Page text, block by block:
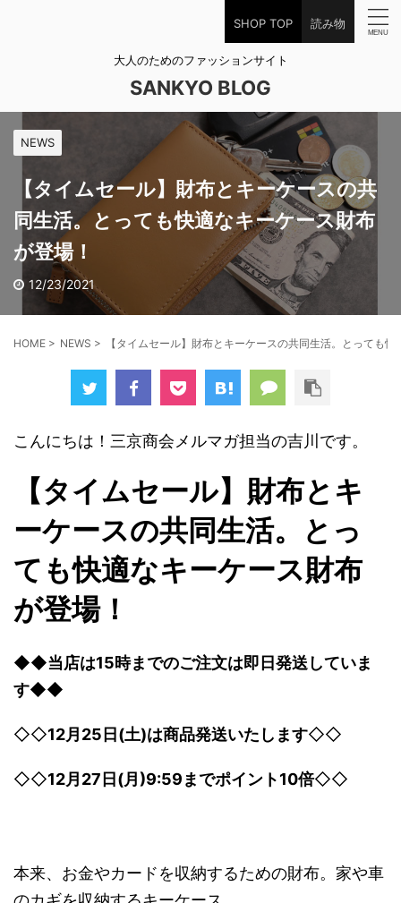
SHOP TOP 読み物
大人のためのファッションサイト
SANKYO BLOG
NEWS
【タイムセール】財布とキーケースの共
同生活。とっても快適なキーケース財布
が登場！
12/23/2021
HOME > NEWS > 【タイムセール】財布とキーケースの共同生活。とっても
こんにちは！三京商会メルマガ担当の吉川です。
【タイムセール】財布とキ
ーケースの共同生活。とっ
ても快適なキーケース財布
が登場！
◆◆当店は15時までのご注文は即日発送していま
す◆◆
◇◇12月25日(土)は商品発送いたします◇◇
◇◇12月27日(月)9:59までポイント10倍◇◇
本来、お金やカードを収納するための財布。家や車